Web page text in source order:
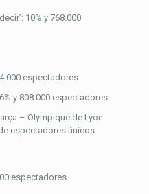
10% y 768.000
espectadores
y 808.000 espectadores
– Olympique de Lyon:
espectadores únicos
espectadores